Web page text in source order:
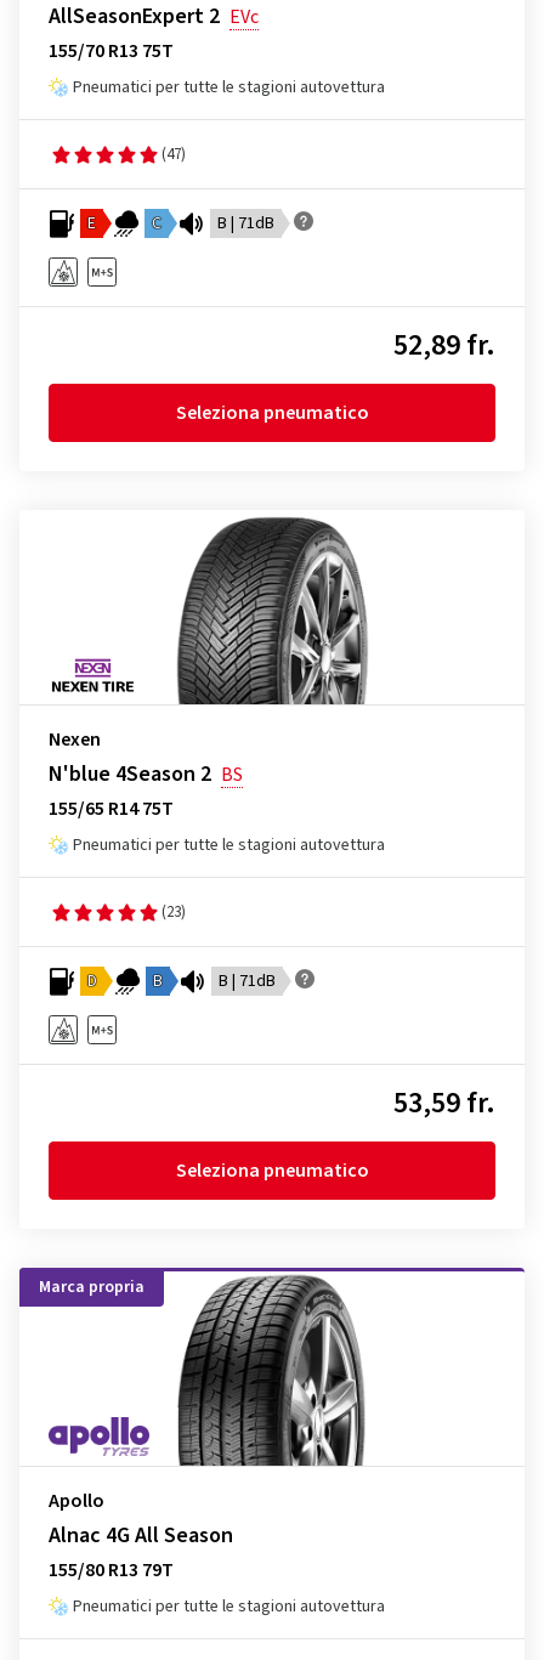
AllSeasonExpert 2 EVc
155/70 R13 75T
Pneumatici per tutte le stagioni autovettura
(47)
E C B | 71dB
52,89 fr.
Seleziona pneumatico
Nexen
N'blue 4Season 2 BS
155/65 R14 75T
Pneumatici per tutte le stagioni autovettura
(23)
D B B | 71dB
53,59 fr.
Seleziona pneumatico
Marca propria
Apollo
Alnac 4G All Season
155/80 R13 79T
Pneumatici per tutte le stagioni autovettura